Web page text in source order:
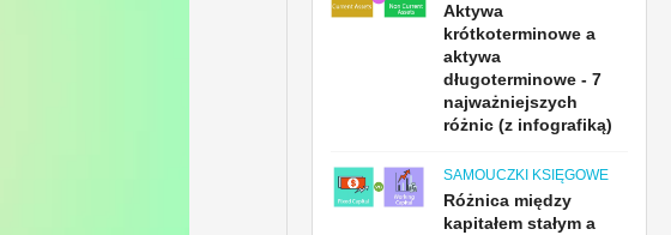
Aktywa
krótkoterminowe a
aktywa
długoterminowe - 7
najważniejszych
różnic (z infografiką)
SAMOUCZKI KSIĘGOWE
Różnica między
kapitałem stałym a